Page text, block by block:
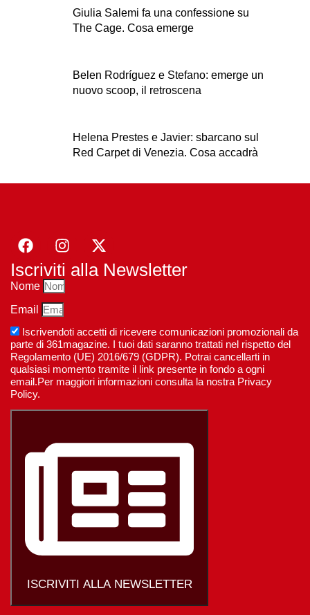
Giulia Salemi fa una confessione su
The Cage. Cosa emerge
Belen Rodríguez e Stefano: emerge un
nuovo scoop, il retroscena
Helena Prestes e Javier: sbarcano sul
Red Carpet di Venezia. Cosa accadrà
Iscriviti alla Newsletter
Nome
Email
Iscrivendoti accetti di ricevere comunicazioni promozionali da
parte di 361magazine. I tuoi dati saranno trattati nel rispetto del
Regolamento (UE) 2016/679 (GDPR). Potrai cancellarti in
qualsiasi momento tramite il link presente in fondo a ogni
email.Per maggiori informazioni consulta la nostra Privacy
Policy.
ISCRIVITI ALLA NEWSLETTER